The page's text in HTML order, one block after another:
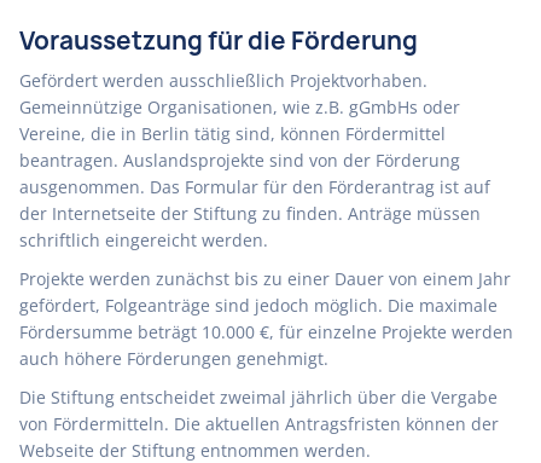
Voraussetzung für die Förderung
Gefördert werden ausschließlich Projektvorhaben.
Gemeinnützige Organisationen, wie z.B. gGmbHs oder
Vereine, die in Berlin tätig sind, können Fördermittel
beantragen. Auslandsprojekte sind von der Förderung
ausgenommen. Das Formular für den Förderantrag ist auf
der Internetseite der Stiftung zu finden. Anträge müssen
schriftlich eingereicht werden.
Projekte werden zunächst bis zu einer Dauer von einem Jahr
gefördert, Folgeanträge sind jedoch möglich. Die maximale
Fördersumme beträgt 10.000 €, für einzelne Projekte werden
auch höhere Förderungen genehmigt.
Die Stiftung entscheidet zweimal jährlich über die Vergabe
von Fördermitteln. Die aktuellen Antragsfristen können der
Webseite der Stiftung entnommen werden.